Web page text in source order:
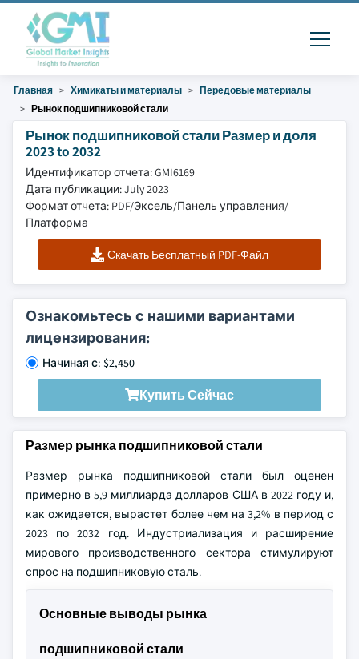
Главная Химикаты и материалы
Передовые материалы
Рынок подшипниковой стали
Рынок подшипниковой стали Размер и доля
2023 to 2032
Идентификатор отчета: GMI6169
Дата публикации: July 2023
Формат отчета: PDF/Эксель/Панель управления/
Платформа
Скачать Бесплатный PDF-Файл
Ознакомьтесь с нашими вариантами
лицензирования:
Начиная с: $2,450
Купить Сейчас
Размер рынка подшипниковой стали
Размер рынка подшипниковой стали был оценен
примерно в 5,9 миллиарда долларов США в 2022 году и,
как ожидается, вырастет более чем на 3,2% в период с
2023 по 2032 год. Индустриализация и расширение
мирового производственного сектора стимулируют
спрос на подшипниковую сталь.
Основные выводы рынка
подшипниковой стали